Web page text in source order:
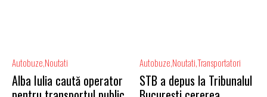
Autobuze Noutati
Alba Iulia caută operator
Autobuze NoutatiTransportatori
STB a depus la Tribunalul